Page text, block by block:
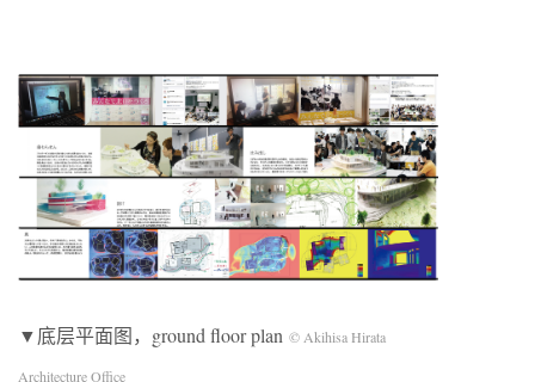
▼底层平面图，ground floor plan © Akihisa Hirata
Architecture Office